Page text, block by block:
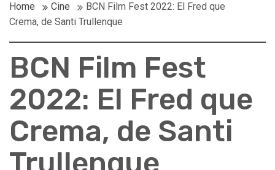
Home Cine
BCN Film Fest 2022: El Fred que
Crema, de Santi Trullenque
BCN Film Fest
2022: El Fred que
Crema, de Santi
Trullenque